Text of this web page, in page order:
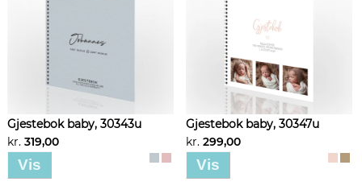
Gjestebok baby, 30343u
kr. 319,00
Vis
Gjestebok baby, 30347u
kr. 299,00
Vis